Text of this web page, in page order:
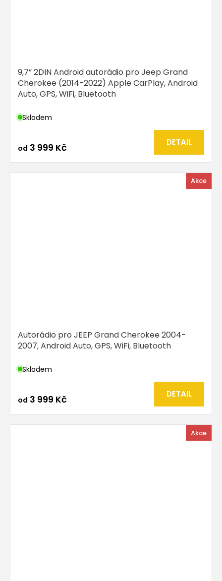
9,7” 2DIN Android autorádio pro Jeep Grand
Cherokee (2014-2022) Apple CarPlay, Android
Auto, GPS, WiFi, Bluetooth
Skladem
od 3 999 Kč DETAIL
Akce
Autorádio pro JEEP Grand Cherokee 2004-
2007, Android Auto, GPS, WiFi, Bluetooth
Skladem
od 3 999 Kč DETAIL
Akce